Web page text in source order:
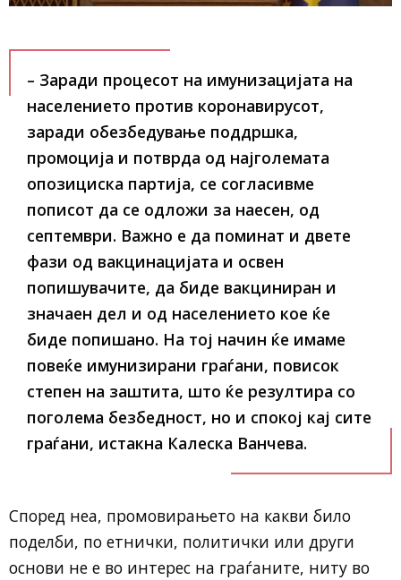
– Заради процесот на имунизацијата на
населението против коронавирусот,
заради обезбедување поддршка,
промоција и потврда од најголемата
опозициска партија, се согласивме
пописот да се одложи за наесен, од
септември. Важно е да поминат и двете
фази од вакцинацијата и освен
попишувачите, да биде вакциниран и
значаен дел и од населението кое ќе
биде попишано. На тој начин ќе имаме
повеќе имунизирани граѓани, повисок
степен на заштита, што ќе резултира со
поголема безбедност, но и спокој кај сите
граѓани, истакна Калеска Ванчева.
Според неа, промовирањето на какви било
поделби, по етнички, политички или други
основи не е во интерес на граѓаните, ниту во